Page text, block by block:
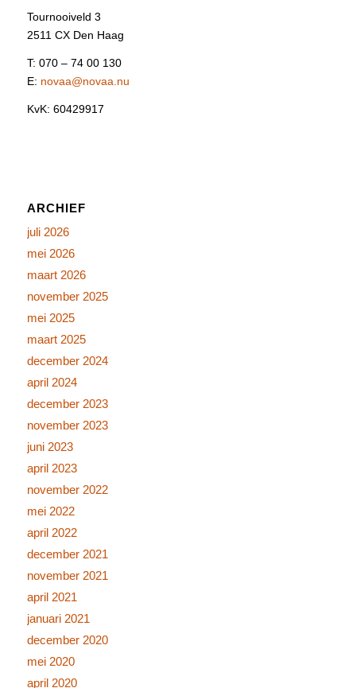
Tournooiveld 3
2511 CX Den Haag
T: 070 – 74 00 130
E: novaa@novaa.nu
KvK: 60429917
ARCHIEF
juli 2026
mei 2026
maart 2026
november 2025
mei 2025
maart 2025
december 2024
april 2024
december 2023
november 2023
juni 2023
april 2023
november 2022
mei 2022
april 2022
december 2021
november 2021
april 2021
januari 2021
december 2020
mei 2020
april 2020